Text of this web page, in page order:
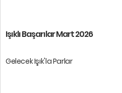
Işıklı Başarılar Mart 2026
Gelecek Işık'la Parlar